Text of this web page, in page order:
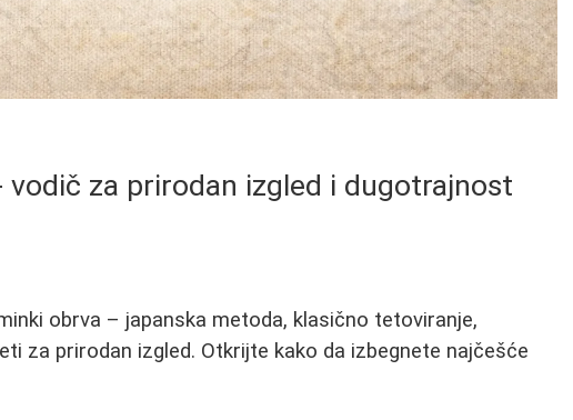
vodič za prirodan izgled i dugotrajnost
obrva – japanska metoda, klasično tetoviranje,
za prirodan izgled. Otkrijte kako da izbegnete najčešće